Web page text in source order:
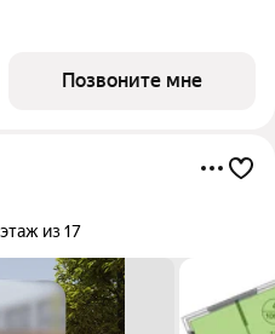
среды от Веспер. Квартал
проспекте и
Позвоните мне
из 17